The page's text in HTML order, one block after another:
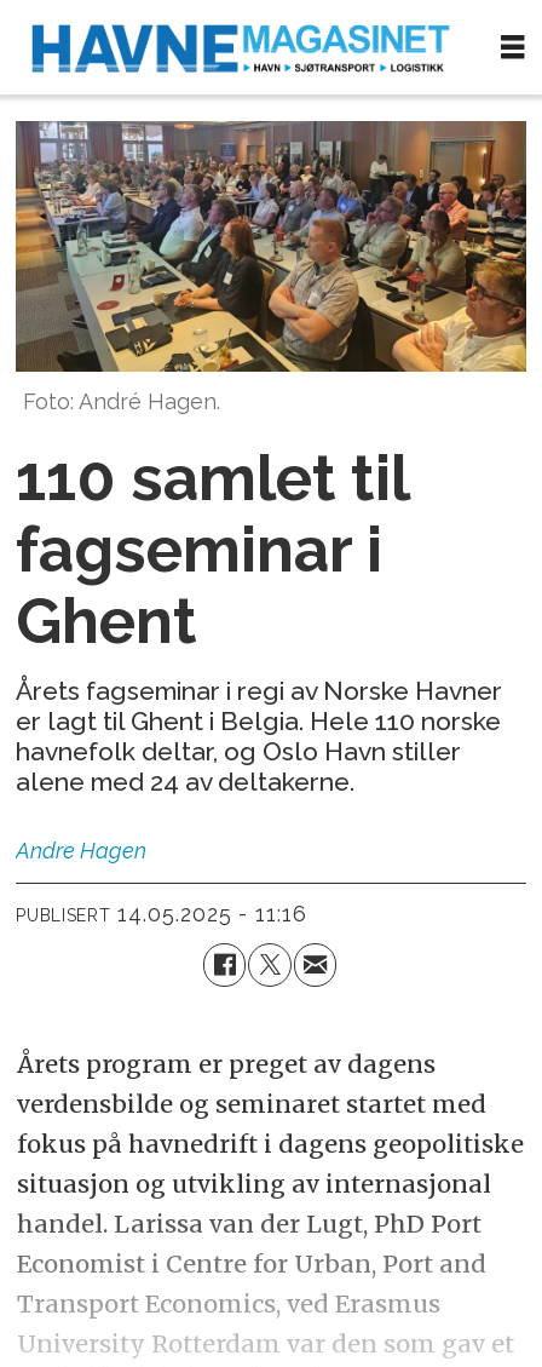
Foto: André Hagen.
110 samlet til
fagseminar i
Ghent
Årets fagseminar i regi av Norske Havner
er lagt til Ghent i Belgia. Hele 110 norske
havnefolk deltar, og Oslo Havn stiller
alene med 24 av deltakerne.
Andre Hagen
PUBLISERT 14.05.2025 - 11:16
Årets program er preget av dagens
verdensbilde og seminaret startet med
fokus på havnedrift i dagens geopolitiske
situasjon og utvikling av internasjonal
handel. Larissa van der Lugt, PhD Port
Economist i Centre for Urban, Port and
Transport Economics, ved Erasmus
University Rotterdam var den som gav et